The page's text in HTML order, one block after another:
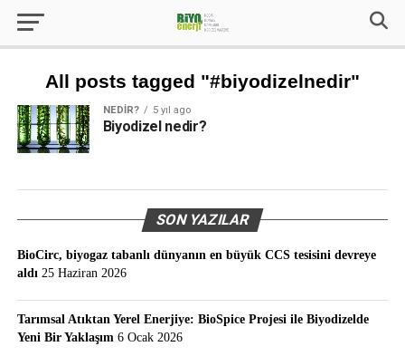
All posts tagged "#biyodizelnedir"
NEDIR? 5 yıl ago
Biyodizel nedir?
SON YAZILAR
BioCirc, biyogaz tabanlı dünyanın en büyük CCS tesisini devreye
aldı 25 Haziran 2026
Tarımsal Atıktan Yerel Enerjiye: BioSpice Projesi ile Biyodizelde
Yeni Bir Yaklaşım 6 Ocak 2026